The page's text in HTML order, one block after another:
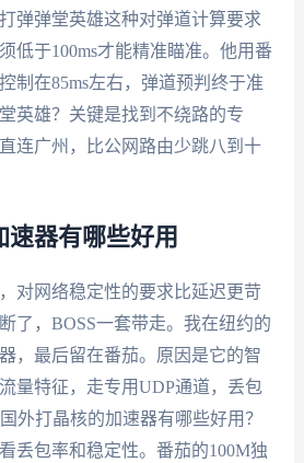
弹弹堂英雄这种对弹道计算要求
低于100ms才能精准瞄准。他用番
制在85ms左右，弹道预判终于准
英雄？关键是找到不绕路的专
连广州，比公网路由少跳八到十
速器有哪些好用
对网络稳定性的要求比延迟更苛
了，BOSS一套带走。我在纽约的
，最后留在番茄。原因是它的智
量特征，走专用UDP通道，丢包
外打晶核的加速器有哪些好用？
丢包率和稳定性。番茄的100M独